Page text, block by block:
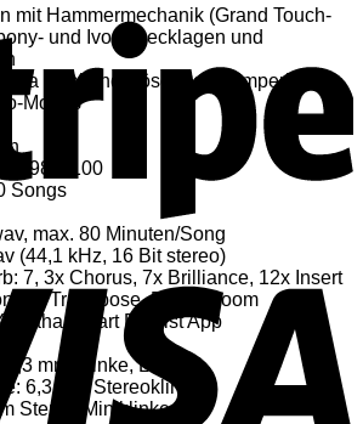
mit Hammermechanik (Grand Touch-
und Ivory Decklagen und
CFX und Bösendorfer Imperial
Modus
198 x 100
Songs
max. 80 Minuten/Song
(44,1 kHz, 16 Bit stereo)
7, 3x Chorus, 7x Brilliance, 12x Insert
Transpose, Piano Room
Smart Pianist App
mm Klinke, L/R + R
6,3 mm Stereoklinke
Stereo-Miniklinke